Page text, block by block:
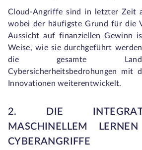
Cloud-Angriffe sind in letzter Zeit
wobei der häufigste Grund für die
Aussicht auf finanziellen Gewinn
Weise, wie sie durchgeführt
die gesamte
Cybersicherheitsbedrohungen mit
Innovationen weiterentwickelt.
2. DIE
MASCHINELLEM
CYBERANGRIFFE